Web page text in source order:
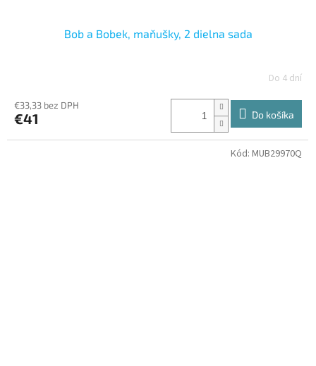
Bob a Bobek, maňušky, 2 dielna sada
Do 4 dní
€33,33 bez DPH
€41 Do košíka
Kód: MUB29970Q